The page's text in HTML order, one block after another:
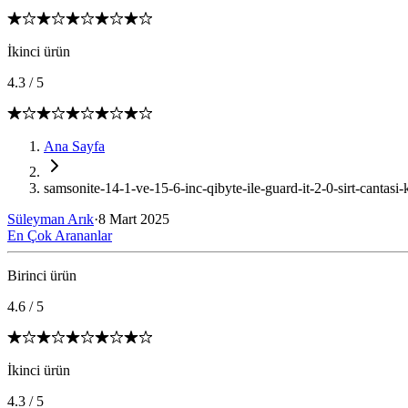
İkinci ürün
4.3 / 5
Ana Sayfa
samsonite-14-1-ve-15-6-inc-qibyte-ile-guard-it-2-0-sirt-cantasi-
Süleyman Arık·8 Mart 2025
En Çok Arananlar
Birinci ürün
4.6 / 5
İkinci ürün
4.3 / 5